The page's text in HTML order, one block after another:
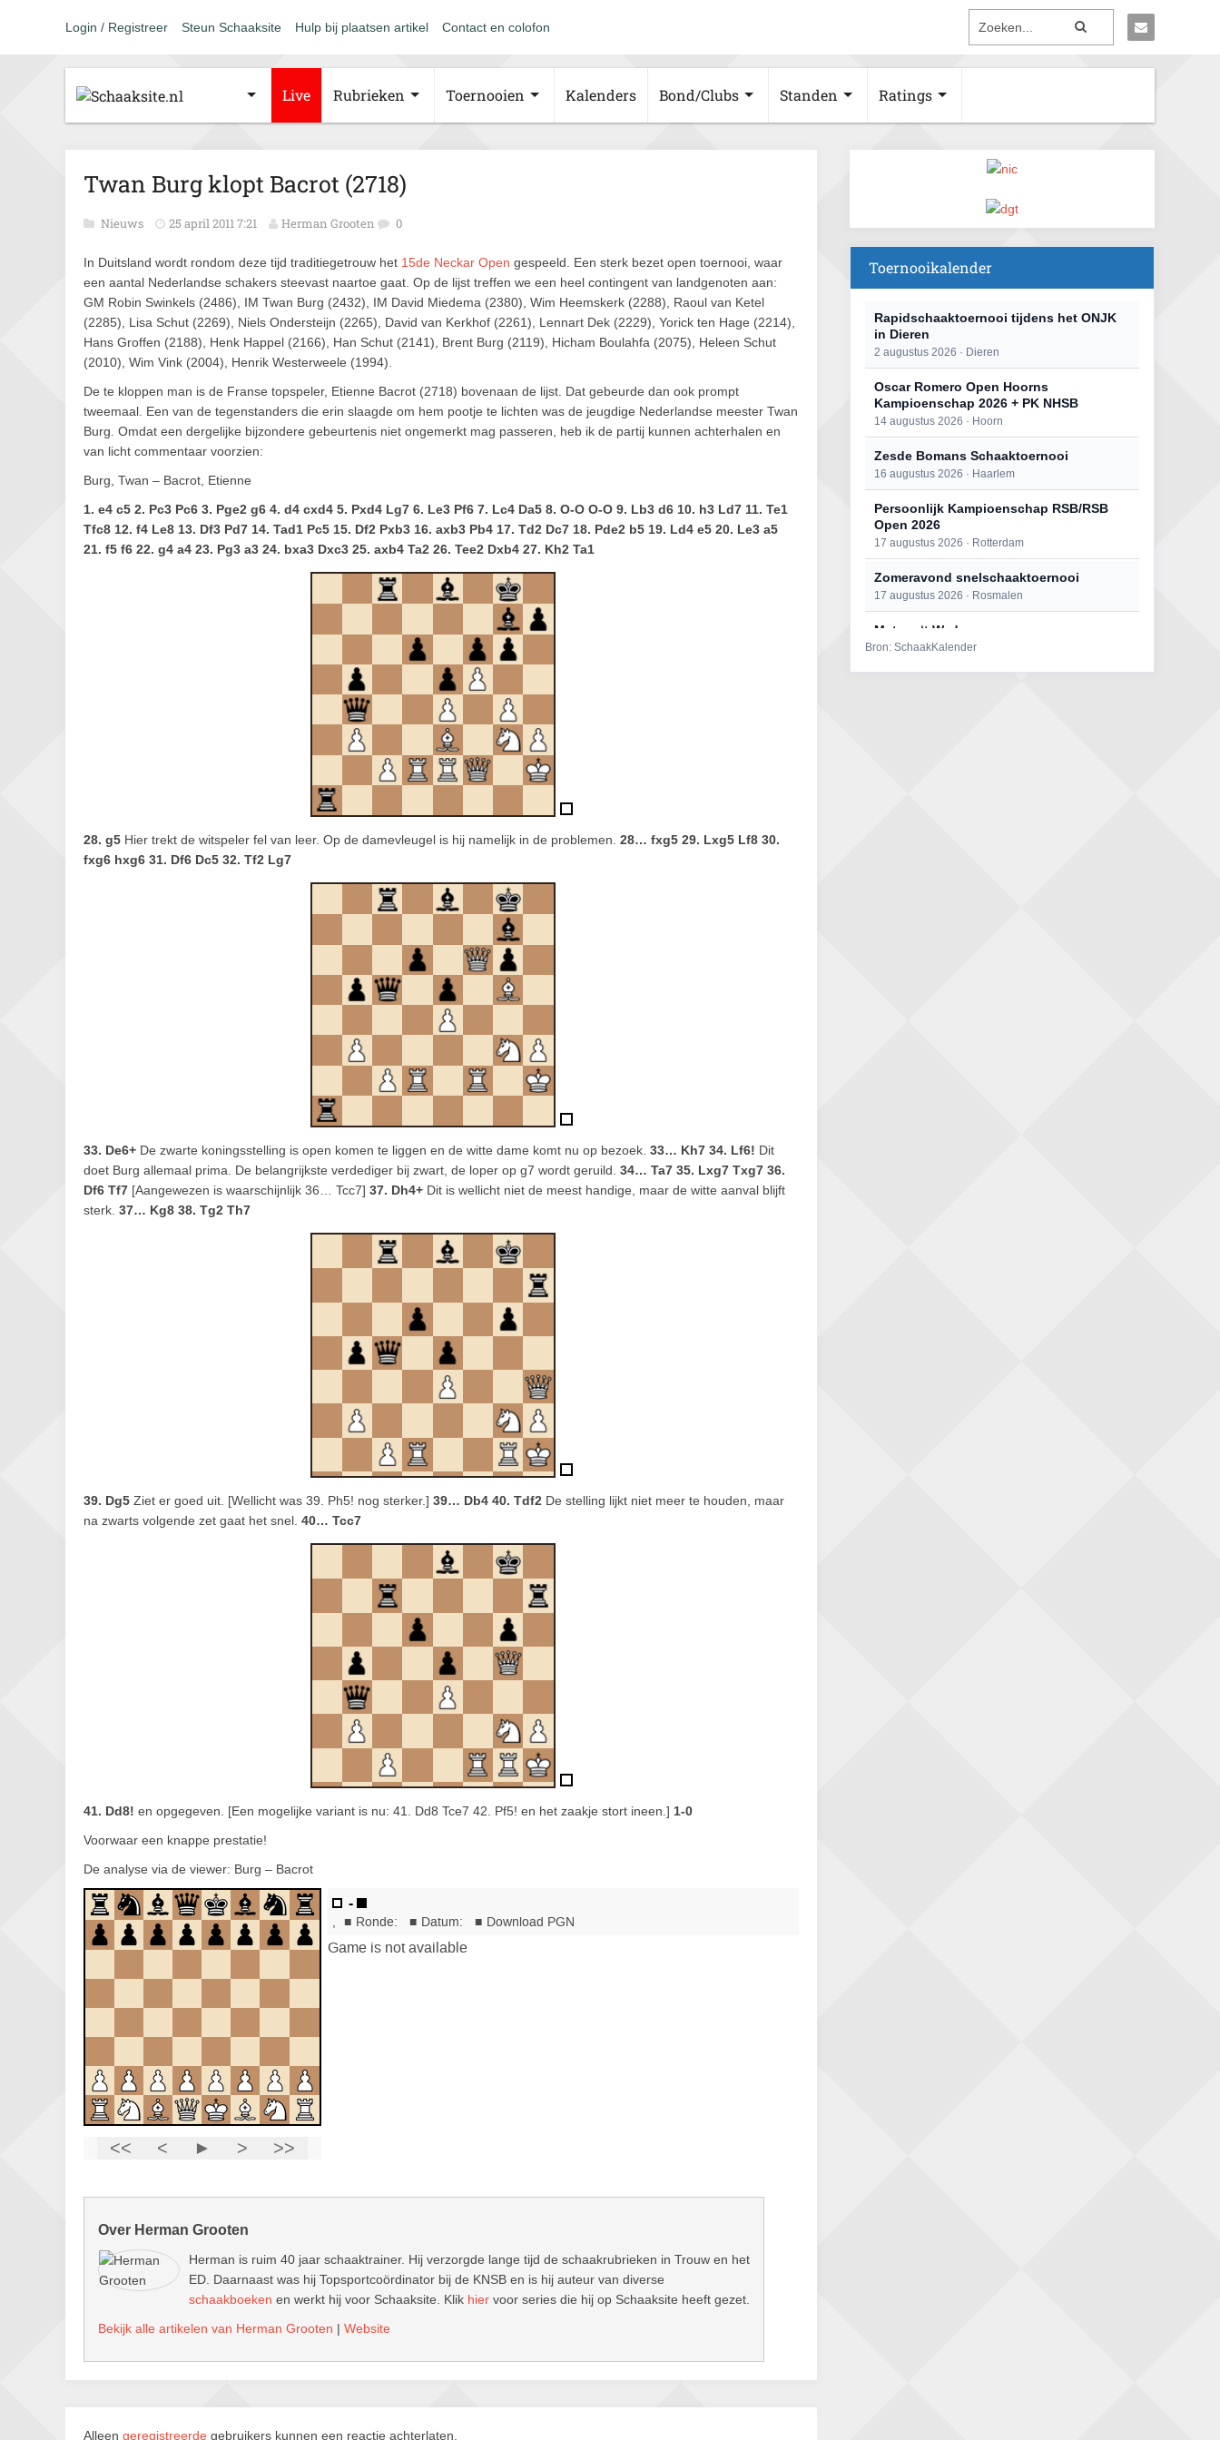
Login / Registreer Steun Schaaksite Hulp bij plaatsen artikel Contact en colofon
Live Rubrieken Toernooien Kalenders Bond/Clubs Standen Ratings
Twan Burg klopt Bacrot (2718)
Nieuws 25 april 2011 7:21 Herman Grooten 0
In Duitsland wordt rondom deze tijd traditiegetrouw het 15de Neckar Open gespeeld. Een sterk bezet open toernooi, waar
een aantal Nederlandse schakers steevast naartoe gaat. Op de lijst treffen we een heel contingent van landgenoten aan:
GM Robin Swinkels (2486), IM Twan Burg (2432), IM David Miedema (2380), Wim Heemskerk (2288), Raoul van Ketel
(2285), Lisa Schut (2269), Niels Ondersteijn (2265), David van Kerkhof (2261), Lennart Dek (2229), Yorick ten Hage (2214),
Hans Groffen (2188), Henk Happel (2166), Han Schut (2141), Brent Burg (2119), Hicham Boulahfa (2075), Heleen Schut
(2010), Wim Vink (2004), Henrik Westerweele (1994).
De te kloppen man is de Franse topspeler, Etienne Bacrot (2718) bovenaan de lijst. Dat gebeurde dan ook prompt
tweemaal. Een van de tegenstanders die erin slaagde om hem pootje te lichten was de jeugdige Nederlandse meester Twan
Burg. Omdat een dergelijke bijzondere gebeurtenis niet ongemerkt mag passeren, heb ik de partij kunnen achterhalen en
van licht commentaar voorzien:
Burg, Twan – Bacrot, Etienne
1. e4 c5 2. Pc3 Pc6 3. Pge2 g6 4. d4 cxd4 5. Pxd4 Lg7 6. Le3 Pf6 7. Lc4 Da5 8. O-O O-O 9. Lb3 d6 10. h3 Ld7 11. Te1
Tfc8 12. f4 Le8 13. Df3 Pd7 14. Tad1 Pc5 15. Df2 Pxb3 16. axb3 Pb4 17. Td2 Dc7 18. Pde2 b5 19. Ld4 e5 20. Le3 a5
21. f5 f6 22. g4 a4 23. Pg3 a3 24. bxa3 Dxc3 25. axb4 Ta2 26. Tee2 Dxb4 27. Kh2 Ta1
28. g5 Hier trekt de witspeler fel van leer. Op de damevleugel is hij namelijk in de problemen. 28… fxg5 29. Lxg5 Lf8 30.
fxg6 hxg6 31. Df6 Dc5 32. Tf2 Lg7
33. De6+ De zwarte koningsstelling is open komen te liggen en de witte dame komt nu op bezoek. 33… Kh7 34. Lf6! Dit
doet Burg allemaal prima. De belangrijkste verdediger bij zwart, de loper op g7 wordt geruild. 34… Ta7 35. Lxg7 Txg7 36.
Df6 Tf7 [Aangewezen is waarschijnlijk 36… Tcc7] 37. Dh4+ Dit is wellicht niet de meest handige, maar de witte aanval blijft
sterk. 37… Kg8 38. Tg2 Th7
39. Dg5 Ziet er goed uit. [Wellicht was 39. Ph5! nog sterker.] 39… Db4 40. Tdf2 De stelling lijkt niet meer te houden, maar
na zwarts volgende zet gaat het snel. 40… Tcc7
41. Dd8! en opgegeven. [Een mogelijke variant is nu: 41. Dd8 Tce7 42. Pf5! en het zaakje stort ineen.] 1-0
Voorwaar een knappe prestatie!
De analyse via de viewer: Burg – Bacrot
Over Herman Grooten
Herman is ruim 40 jaar schaaktrainer. Hij verzorgde lange tijd de schaakrubrieken in Trouw en het
ED. Daarnaast was hij Topsportcoördinator bij de KNSB en is hij auteur van diverse
schaakboeken en werkt hij voor Schaaksite. Klik hier voor series die hij op Schaaksite heeft gezet.
Bekijk alle artikelen van Herman Grooten | Website
Alleen geregistreerde gebruikers kunnen een reactie achterlaten.
Toernooikalender
Rapidschaaktoernooi tijdens het ONJK
in Dieren
2 augustus 2026 · Dieren
Oscar Romero Open Hoorns
Kampioenschap 2026 + PK NHSB
14 augustus 2026 · Hoorn
Zesde Bomans Schaaktoernooi
16 augustus 2026 · Haarlem
Persoonlijk Kampioenschap RSB/RSB
Open 2026
17 augustus 2026 · Rotterdam
Zomeravond snelschaaktoernooi
17 augustus 2026 · Rosmalen
Mat op ‘t Wad
22 augustus 2026 · Den Burg, Texel
Bron: SchaakKalender